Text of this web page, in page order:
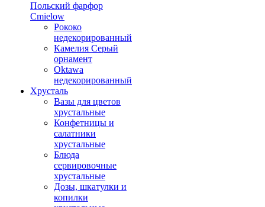
Польский фарфор
Сmielow
Рококо
недекорированный
Камелия Серый
орнамент
Oktawa
недекорированный
Хрусталь
Вазы для цветов
хрустальные
Конфетницы и
салатники
хрустальные
Блюда
сервировочные
хрустальные
Дозы, шкатулки и
копилки